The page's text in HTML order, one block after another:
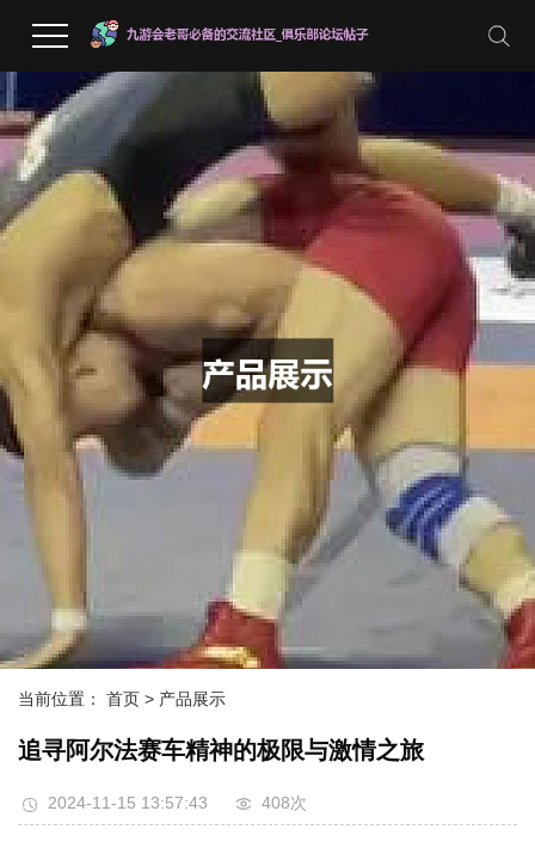
当前位置： 首页 > 产品展示
追寻阿尔法赛车精神的极限与激情之旅
2024-11-15 13:57:43 408次